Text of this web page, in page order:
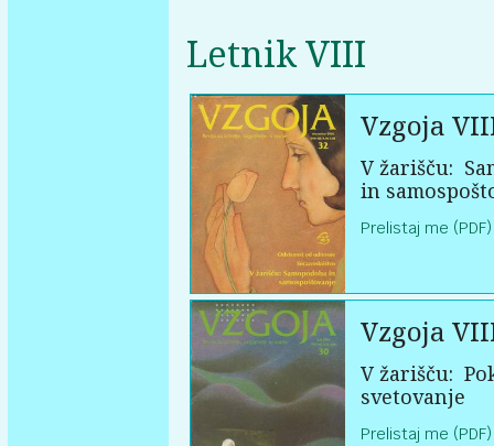
Letnik VIII
Vzgoja
V žarišču:
in
Prelistaj me (PDF)
Vzgoja
V žarišču:
svetovanje
Prelistaj me (PDF)